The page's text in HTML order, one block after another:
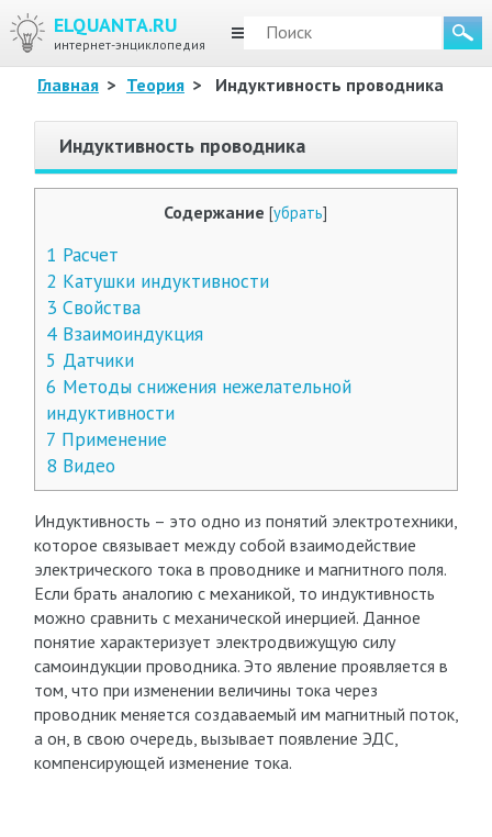
ELQUANTA.RU
интернет-энциклопедия
МЕНЮ
Главная > Теория > Индуктивность проводника
Индуктивность проводника
Содержание [убрать]
1 Расчет
2 Катушки индуктивности
3 Свойства
4Взаимоиндукция
5 Датчики
6 Методы снижения нежелательной
индуктивности
7 Применение
8 Видео
Индуктивность – это одно из понятий электротехники,
которое связывает между собой взаимодействие
электрического тока в проводнике и магнитного поля.
Если брать аналогию с механикой, то индуктивность
можно сравнить с механической инерцией. Данное
понятие характеризует электродвижущую силу
самоиндукции проводника. Это явление проявляется в
том, что при изменении величины тока через
проводник меняется создаваемый им магнитный поток,
а он, в свою очередь, вызывает появление ЭДС,
компенсирующей изменение тока.